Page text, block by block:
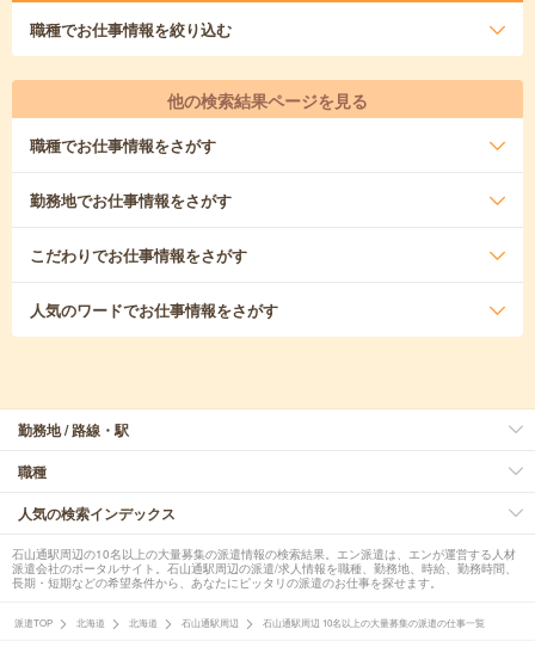
職種でお仕事情報を絞り込む
他の検索結果ページを見る
職種でお仕事情報をさがす
勤務地でお仕事情報をさがす
こだわりでお仕事情報をさがす
人気のワードでお仕事情報をさがす
勤務地 / 路線・駅
職種
人気の検索インデックス
石山通駅周辺の10名以上の大量募集の派遣情報の検索結果。エン派遣は、エンが運営する人材
派遣会社のポータルサイト。石山通駅周辺の派遣/求人情報を職種、勤務地、時給、勤務時間、
長期・短期などの希望条件から、あなたにピッタリの派遣のお仕事を探せます。
派遣TOP 北海道 北海道 石山通駅周辺 石山通駅周辺 10名以上の大量募集の派遣の仕事一覧